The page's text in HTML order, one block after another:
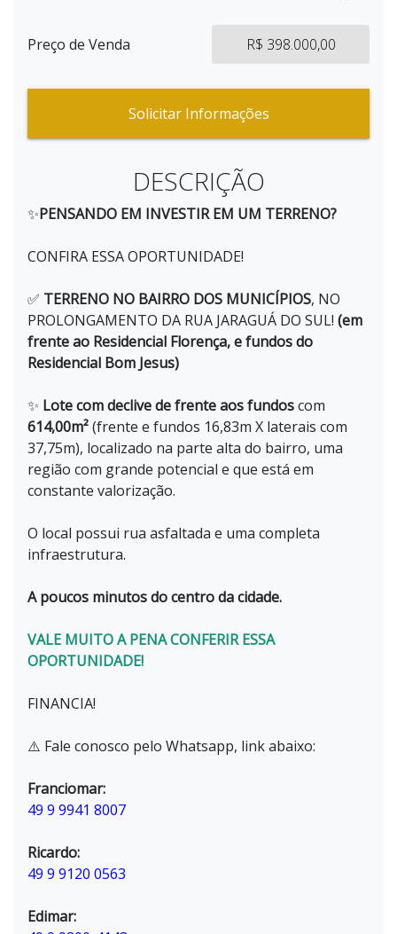
Preço de Venda R$ 398.000,00
Solicitar Informações
DESCRIÇÃO
✨PENSANDO EM INVESTIR EM UM TERRENO?
CONFIRA ESSA OPORTUNIDADE!
✅ TERRENO NO BAIRRO DOS MUNICÍPIOS, NO
PROLONGAMENTO DA RUA JARAGUÁ DO SUL! (em
frente ao Residencial Florença, e fundos do
Residencial Bom Jesus)
✨ Lote com declive de frente aos fundoscom
614,00m²(frente e fundos 16,83m X laterais com
37,75m), localizado na parte alta do bairro, uma
região com grande potencial e que está em
constante valorização.
O local possui rua asfaltada e uma completa
infraestrutura.
A poucos minutos do centro da cidade.
VALE MUITO A PENA CONFERIR ESSA
OPORTUNIDADE!
FINANCIA!
⚠️ Fale conosco pelo Whatsapp, link abaixo:
Franciomar:
49 9 9941 8007
Ricardo:
49 9 9120 0563
Edimar: